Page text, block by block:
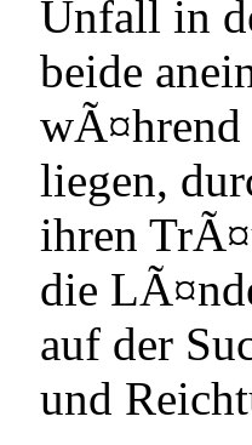
Unfall in
beide
liegen,
ihren
die
auf der
und